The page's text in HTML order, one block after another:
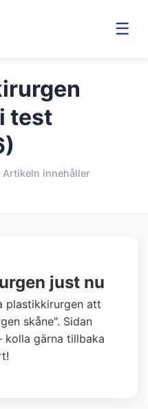
☰
test
Artikeln innehåller
just nu
plastikkirurgen att
skåne". Sidan
gärna tillbaka